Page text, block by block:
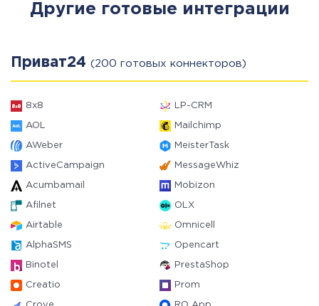
Другие готовые интеграции
Приват24 (200 готовых коннекторов)
8x8 LP-CRM
AOL Mailchimp
AWeber MeisterTask
ActiveCampaign MessageWhiz
Acumbamail Mobizon
Afilnet OLX
Airtable Omnicell
AlphaSMS Opencart
Binotel PrestaShop
Creatio Prom